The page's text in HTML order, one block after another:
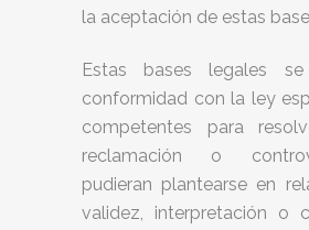
la aceptación de estas
Estas bases legales
conformidad con la ley
competentes para
reclamación o
pudieran plantearse en
validez, interpretación o